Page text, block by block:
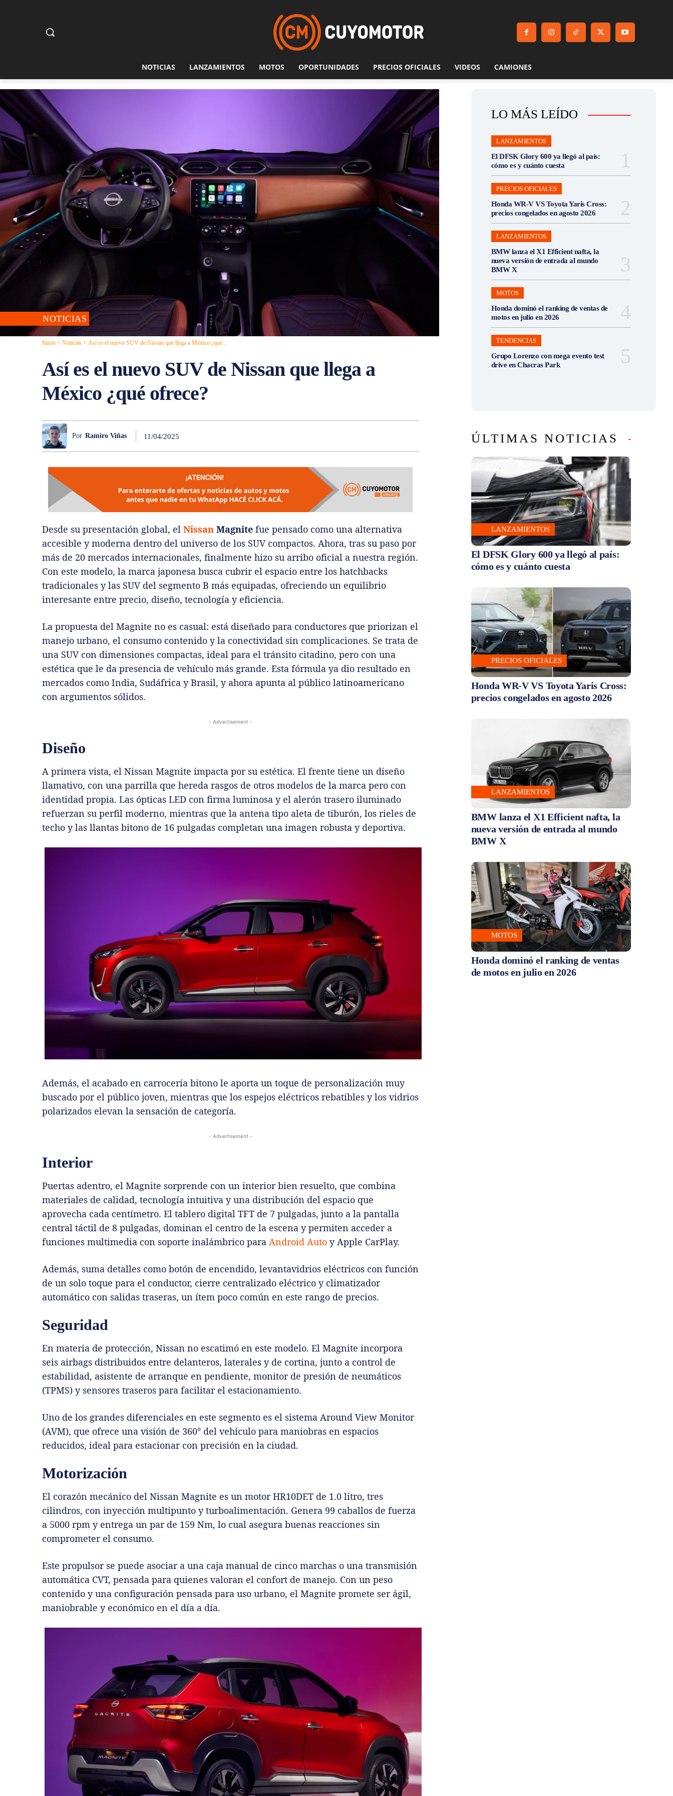
NOTICIAS LANZAMIENTOS MOTOS OPORTUNIDADES PRECIOS OFICIALES VIDEOS CAMIONES
NOTICIAS
Inicio Noticias Así es el nuevo SUV de Nissan que llega a México ¿qué...
Así es el nuevo SUV de Nissan que llega a
México ¿qué ofrece?
Por Ramiro Viñas 11/04/2025
Desde su presentación global, el Nissan Magnite fue pensado como una alternativa
accesible y moderna dentro del universo de los SUV compactos. Ahora, tras su paso por
más de 20 mercados internacionales, finalmente hizo su arribo oficial a nuestra región.
Con este modelo, la marca japonesa busca cubrir el espacio entre los hatchbacks
tradicionales y las SUV del segmento B más equipadas, ofreciendo un equilibrio
interesante entre precio, diseño, tecnología y eficiencia.
La propuesta del Magnite no es casual: está diseñado para conductores que priorizan el
manejo urbano, el consumo contenido y la conectividad sin complicaciones. Se trata de
una SUV con dimensiones compactas, ideal para el tránsito citadino, pero con una
estética que le da presencia de vehículo más grande. Esta fórmula ya dio resultado en
mercados como India, Sudáfrica y Brasil, y ahora apunta al público latinoamericano
con argumentos sólidos.
- Advertisement -
Diseño
A primera vista, el Nissan Magnite impacta por su estética. El frente tiene un diseño
llamativo, con una parrilla que hereda rasgos de otros modelos de la marca pero con
identidad propia. Las ópticas LED con firma luminosa y el alerón trasero iluminado
refuerzan su perfil moderno, mientras que la antena tipo aleta de tiburón, los rieles de
techo y las llantas bitono de 16 pulgadas completan una imagen robusta y deportiva.
Además, el acabado en carrocería bitono le aporta un toque de personalización muy
buscado por el público joven, mientras que los espejos eléctricos rebatibles y los vidrios
polarizados elevan la sensación de categoría.
- Advertisement -
Interior
Puertas adentro, el Magnite sorprende con un interior bien resuelto, que combina
materiales de calidad, tecnología intuitiva y una distribución del espacio que
aprovecha cada centímetro. El tablero digital TFT de 7 pulgadas, junto a la pantalla
central táctil de 8 pulgadas, dominan el centro de la escena y permiten acceder a
funciones multimedia con soporte inalámbrico para Android Auto y Apple CarPlay.
Además, suma detalles como botón de encendido, levantavidrios eléctricos con función
de un solo toque para el conductor, cierre centralizado eléctrico y climatizador
automático con salidas traseras, un ítem poco común en este rango de precios.
Seguridad
En materia de protección, Nissan no escatimó en este modelo. El Magnite incorpora
seis airbags distribuidos entre delanteros, laterales y de cortina, junto a control de
estabilidad, asistente de arranque en pendiente, monitor de presión de neumáticos
(TPMS) y sensores traseros para facilitar el estacionamiento.
Uno de los grandes diferenciales en este segmento es el sistema Around View Monitor
(AVM), que ofrece una visión de 360° del vehículo para maniobras en espacios
reducidos, ideal para estacionar con precisión en la ciudad.
Motorización
El corazón mecánico del Nissan Magnite es un motor HR10DET de 1.0 litro, tres
cilindros, con inyección multipunto y turboalimentación. Genera 99 caballos de fuerza
a 5000 rpm y entrega un par de 159 Nm, lo cual asegura buenas reacciones sin
comprometer el consumo.
Este propulsor se puede asociar a una caja manual de cinco marchas o una transmisión
automática CVT, pensada para quienes valoran el confort de manejo. Con un peso
contenido y una configuración pensada para uso urbano, el Magnite promete ser ágil,
maniobrable y económico en el día a día.
LO MÁS LEÍDO
LANZAMIENTOS
El DFSK Glory 600 ya llegó al país:
cómo es y cuánto cuesta
PRECIOS OFICIALES
Honda WR-V VS Toyota Yaris Cross:
precios congelados en agosto 2026
LANZAMIENTOS
BMW lanza el X1 Efficient nafta, la
nueva versión de entrada al mundo
BMW X
MOTOS
Honda dominó el ranking de ventas de
motos en julio en 2026
TENDENCIAS
Grupo Lorenzo con mega evento test
drive en Chacras Park
ÚLTIMAS NOTICIAS
LANZAMIENTOS
El DFSK Glory 600 ya llegó al país:
cómo es y cuánto cuesta
PRECIOS OFICIALES
Honda WR-V VS Toyota Yaris Cross:
precios congelados en agosto 2026
LANZAMIENTOS
BMW lanza el X1 Efficient nafta, la
nueva versión de entrada al mundo
BMW X
MOTOS
Honda dominó el ranking de ventas
de motos en julio en 2026